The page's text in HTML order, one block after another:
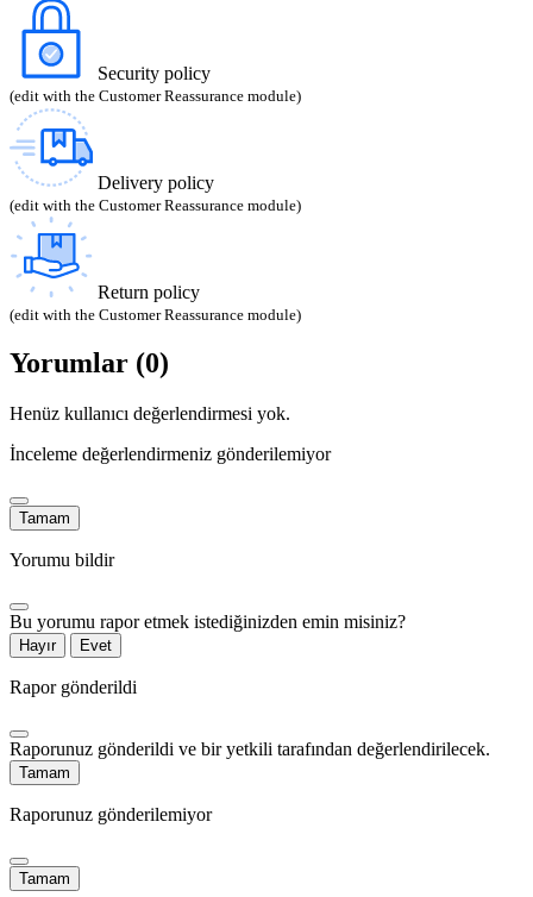
Security policy
(edit with the Customer Reassurance module)
Delivery policy
(edit with the Customer Reassurance module)
Return policy
(edit with the Customer Reassurance module)
Yorumlar (0)
Henüz kullanıcı değerlendirmesi yok.
İnceleme değerlendirmeniz gönderilemiyor
Tamam
Yorumu bildir
Bu yorumu rapor etmek istediğinizden emin misiniz?
Hayır Evet
Rapor gönderildi
Raporunuz gönderildi ve bir yetkili tarafından değerlendirilecek.
Tamam
Raporunuz gönderilemiyor
Tamam